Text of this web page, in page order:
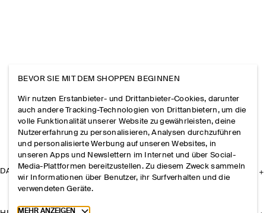
DAS UNTERNEHMEN
BEVOR SIE MIT DEM SHOPPEN BEGINNEN
Wir nutzen Erstanbieter- und Drittanbieter-Cookies, darunter
auch andere Tracking-Technologien von Drittanbietern, um die
volle Funktionalität unserer Website zu gewährleisten, deine
Nutzererfahrung zu personalisieren, Analysen durchzuführen
und personalisierte Werbung auf unseren Websites, in
unseren Apps und Newslettern im Internet und über Social-
Media-Plattformen bereitzustellen. Zu diesem Zweck sammeln
wir Informationen über Benutzer, ihr Surfverhalten und die
verwendeten Geräte.
Toggle more cookie information
MEHR ANZEIGEN